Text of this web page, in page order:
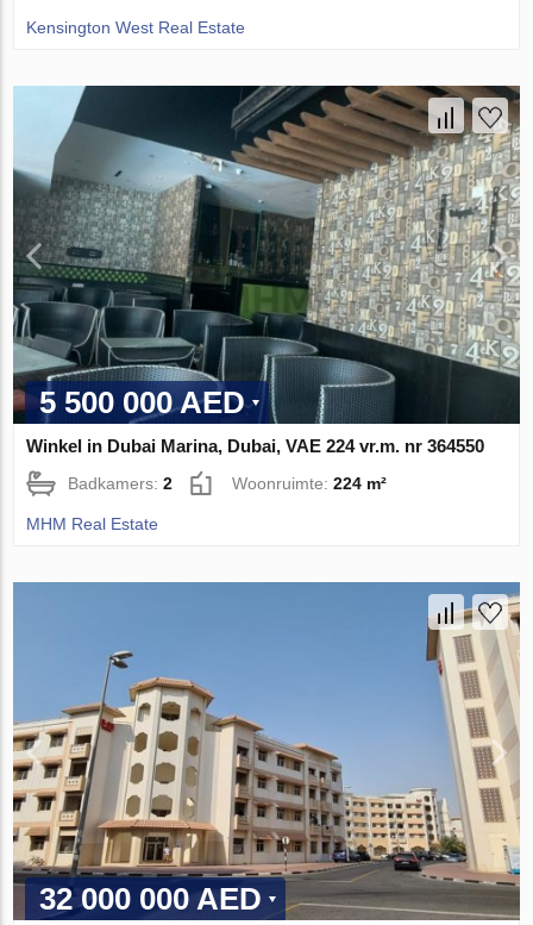
Kensington West Real Estate
5 500 000 AED
Winkel in Dubai Marina, Dubai, VAE 224 vr.m. nr 364550
Badkamers:2 Woonruimte:224 m²
MHM Real Estate
32 000 000 AED